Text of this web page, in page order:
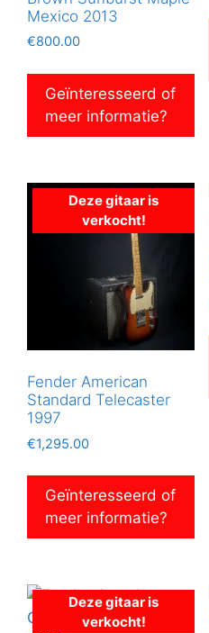
Mexico 2013
€800.00
Geïnteresseerd of
meer informatie?
Deze gitaar is
verkocht!
Fender American
Standard Telecaster
1997
€1,295.00
Geïnteresseerd of
meer informatie?
Deze gitaar is
verkocht!